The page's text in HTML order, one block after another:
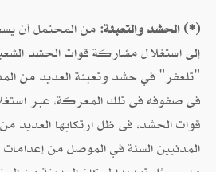
(*) الحشد والتعبئة: من المحتمل أن
إلى استغلال مشاركة قوات الحشد
"تلعفر" في حشد وتعبئة العديد من
فى صفوفه فى تلك المعركة، عبر
قوات الحشد، فى ظل ارتكابها العديد
المدنيين السنة في الموصل من